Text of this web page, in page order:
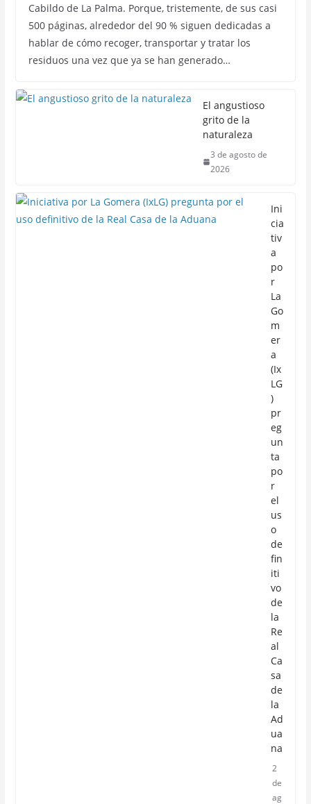
Cabildo de La Palma. Porque, tristemente, de sus casi
500 páginas, alrededor del 90 % siguen dedicadas a
hablar de cómo recoger, transportar y tratar los
residuos una vez que ya se han generado…
El angustioso
grito de la
naturaleza
3 de agosto de
2026
Ini
cia
tiv
a
po
r
La
Go
m
er
a
(Ix
LG
)
pr
eg
un
ta
po
r
el
us
o
de
fin
iti
vo
de
la
Re
al
Ca
sa
de
la
Ad
ua
na
2
de
ag